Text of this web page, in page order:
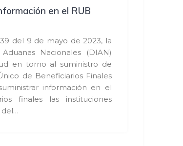
en el RUB
del 9 de mayo de 2023, la
Nacionales (DIAN)
en torno al suministro de
de Beneficiarios Finales
información en el
finales las instituciones
del…